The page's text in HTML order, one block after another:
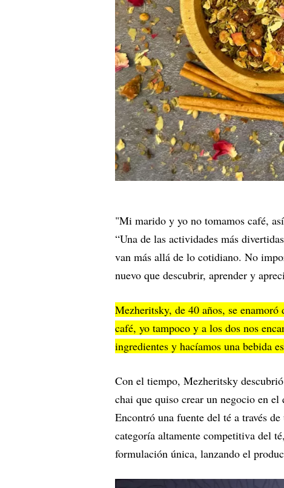
"Mi marido y yo no tomamos café,
“Una de las actividades más
van más allá de lo cotidiano. No
nuevo que descubrir, aprender y
Mezheritsky, de 40 años, se
café, yo tampoco y a los dos nos
ingredientes y hacíamos una bebida
Con el tiempo, Mezheritsky
chai que quiso crear un negocio en
Encontró una fuente del té a través
categoría altamente competitiva del
formulación única, lanzando el